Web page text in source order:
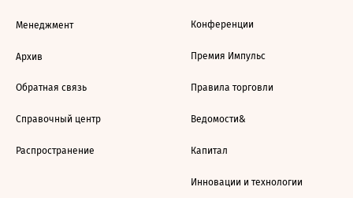
Менеджмент
Архив
Обратная связь
Справочный центр
Распространение
Конференции
Премия Импульс
Правила торговли
Ведомости&
Капитал
Инновации и технологии